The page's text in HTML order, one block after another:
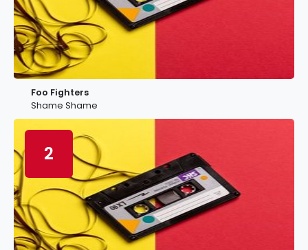
Foo Fighters
Shame Shame
2